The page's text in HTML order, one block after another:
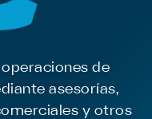
de
asesorías,
y otros